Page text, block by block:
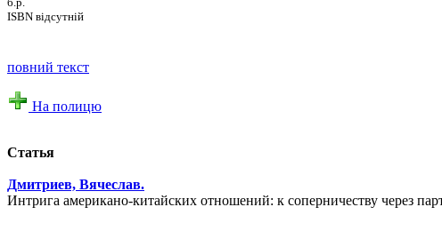
ISBN відсутній
повний текст
На полицю
Статья
Дмитриев, Вячеслав.
Интрига американо-китайских отношений: к соперничеству через